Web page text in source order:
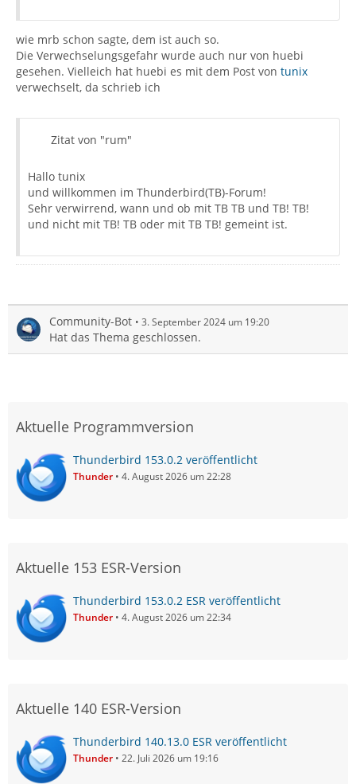
wie mrb schon sagte, dem ist auch so.
Die Verwechselungsgefahr wurde auch nur von huebi
gesehen. Vielleich hat huebi es mit dem Post von tunix
verwechselt, da schrieb ich
Zitat von "rum"
Hallo tunix
und willkommen im Thunderbird(TB)-Forum!
Sehr verwirrend, wann und ob mit TB TB und TB! TB!
und nicht mit TB! TB oder mit TB TB! gemeint ist.
Community-Bot 3. September 2024 um 19:20
Hat das Thema geschlossen.
Aktuelle Programmversion
Thunderbird 153.0.2 veröffentlicht
Thunder 4. August 2026 um 22:28
Aktuelle 153 ESR-Version
Thunderbird 153.0.2 ESR veröffentlicht
Thunder 4. August 2026 um 22:34
Aktuelle 140 ESR-Version
Thunderbird 140.13.0 ESR veröffentlicht
Thunder 22. Juli 2026 um 19:16